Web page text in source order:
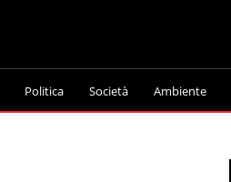
Politica Società Ambiente